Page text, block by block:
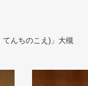
んちのこえ)」大槻